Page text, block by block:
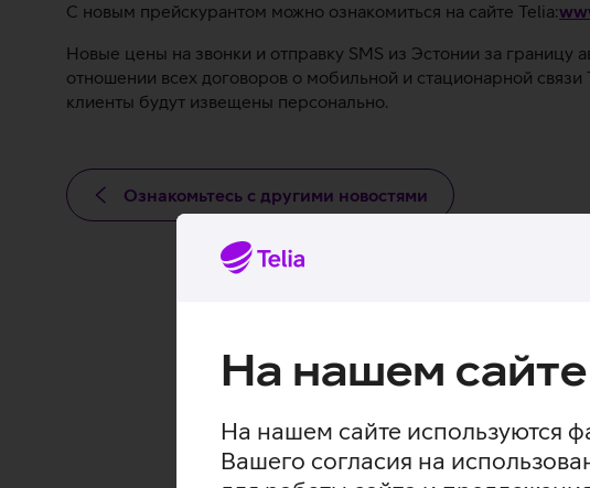
На нашем
На нашем сайте используются
Вашего согласия на
С новым прейскурантом можно ознакомиться на сайте Telia:
Новые цены на звонки и отправку SMS из Эстонии за границу
отношении всех договоров о мобильной и стационарной
клиенты будут извещены персонально.
Ознакомьтесь с другими новостями